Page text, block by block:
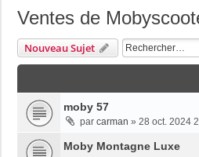
Ventes de
Nouveau Sujet
moby 57
par carman » 28 oct. 2024
Moby Montagne Luxe